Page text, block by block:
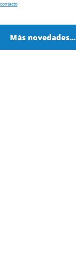
contacto
Más novedades...